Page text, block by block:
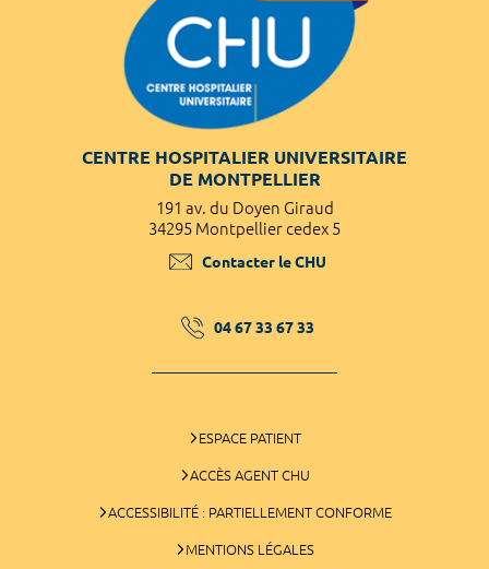
CENTRE HOSPITALIER UNIVERSITAIRE
DE MONTPELLIER
191 av. du Doyen Giraud
34295 Montpellier cedex 5
Contacter le CHU
04 67 33 67 33
ESPACE PATIENT
ACCÈS AGENT CHU
ACCESSIBILITÉ : PARTIELLEMENT CONFORME
MENTIONS LÉGALES